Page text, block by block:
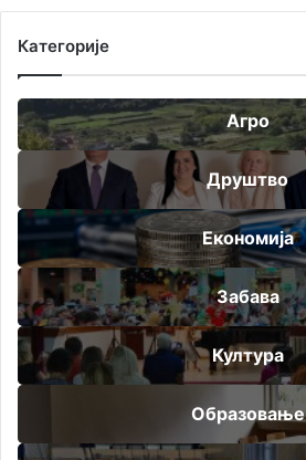
Категорије
Агро
Друштво
Економија
Забава
Култура
Образовање